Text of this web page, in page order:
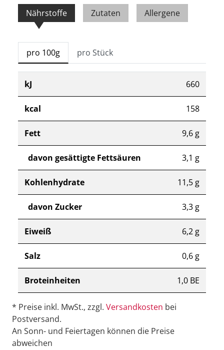
Nährstoffe Zutaten Allergene
pro 100g pro Stück
kJ 660
kcal 158
Fett 9,6 g
davon gesättigte Fettsäuren 3,1 g
Kohlenhydrate 11,5 g
davon Zucker 3,3 g
Eiweiß 6,2 g
Salz 0,6 g
Broteinheiten 1,0 BE
* Preise inkl. MwSt., zzgl. Versandkosten bei
Postversand.
An Sonn- und Feiertagen können die Preise
abweichen